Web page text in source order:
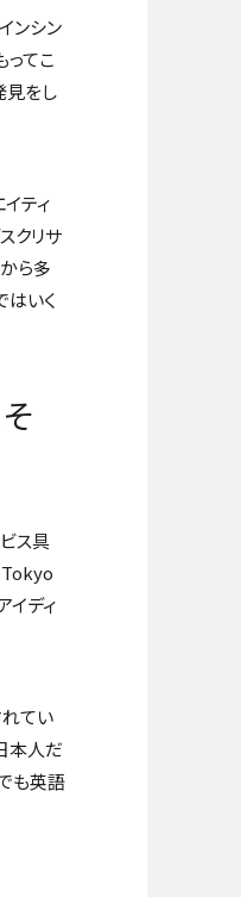
ンシン
ってこ
見をし
ティ
クリサ
ら多
はいく
ス具
イディ
てい
本人だ
も英語